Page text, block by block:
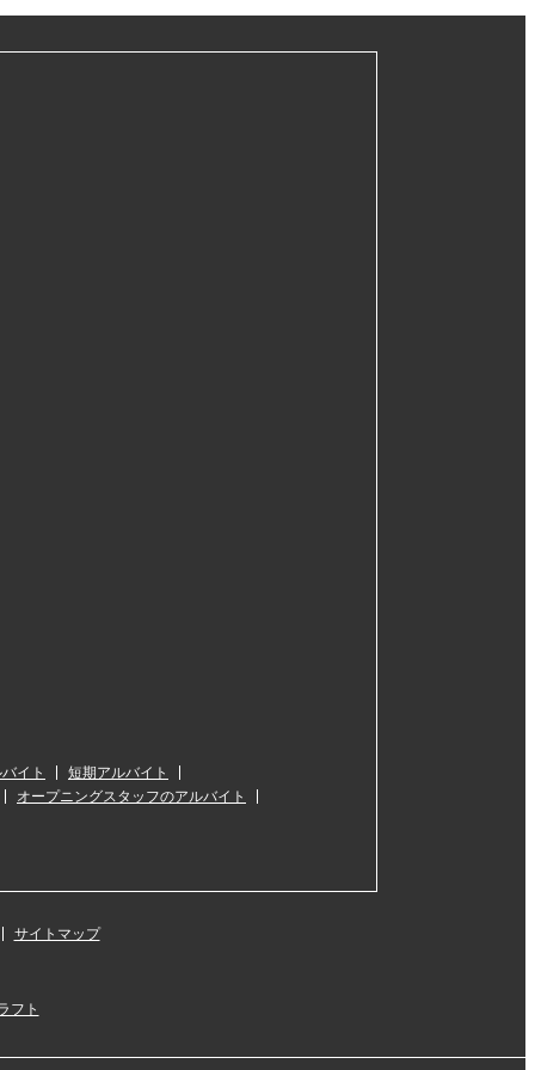
イト
短期アルバイト
オープニングスタッフのアルバイト
サイトマップ
フト